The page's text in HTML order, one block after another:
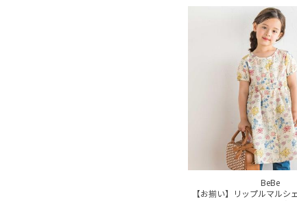
BeBe
【お揃い】リップルマルシ